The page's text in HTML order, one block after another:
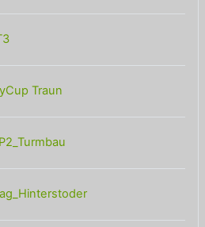
Lightbox Galerie
Traun
Lightbox Galerie